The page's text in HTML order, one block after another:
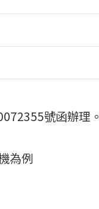
號函辦理。
為例